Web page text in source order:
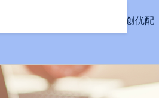
同创优配